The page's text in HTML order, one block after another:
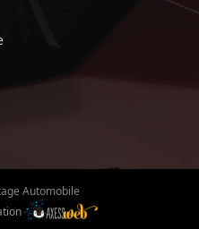
Automobile